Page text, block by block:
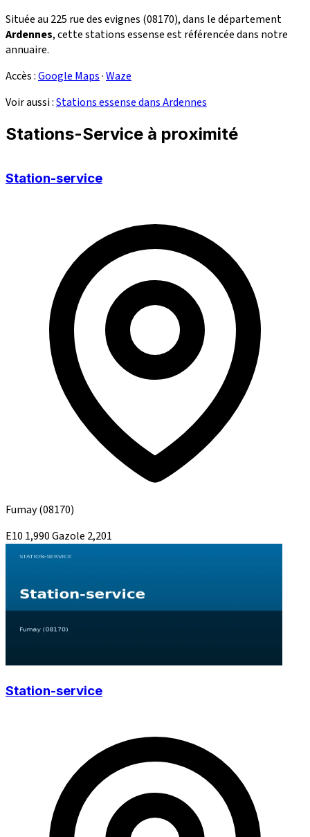
Située au 225 rue des evignes (08170), dans le département
Ardennes, cette stations essense est référencée dans notre
annuaire.
Accès :Google Maps·Waze
Voir aussi :Stations essense dans Ardennes
Stations-Service à proximité
Station-service
Fumay(08170)
E10 1,990Gazole 2,201
Station-service